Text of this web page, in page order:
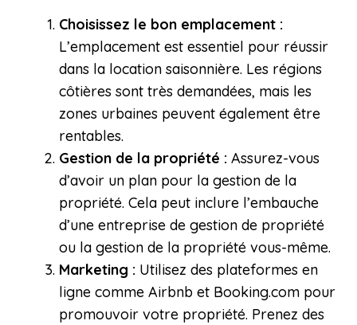
Choisissez le bon emplacement :
L’emplacement est essentiel pour réussir
dans la location saisonnière. Les régions
côtières sont très demandées, mais les
zones urbaines peuvent également être
rentables.
Gestion de la propriété : Assurez-vous
d’avoir un plan pour la gestion de la
propriété. Cela peut inclure l’embauche
d’une entreprise de gestion de propriété
ou la gestion de la propriété vous-même.
Marketing : Utilisez des plateformes en
ligne comme Airbnb et Booking.com pour
promouvoir votre propriété. Prenez des